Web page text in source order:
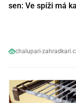
sen: Ve spíži má
chalupari-